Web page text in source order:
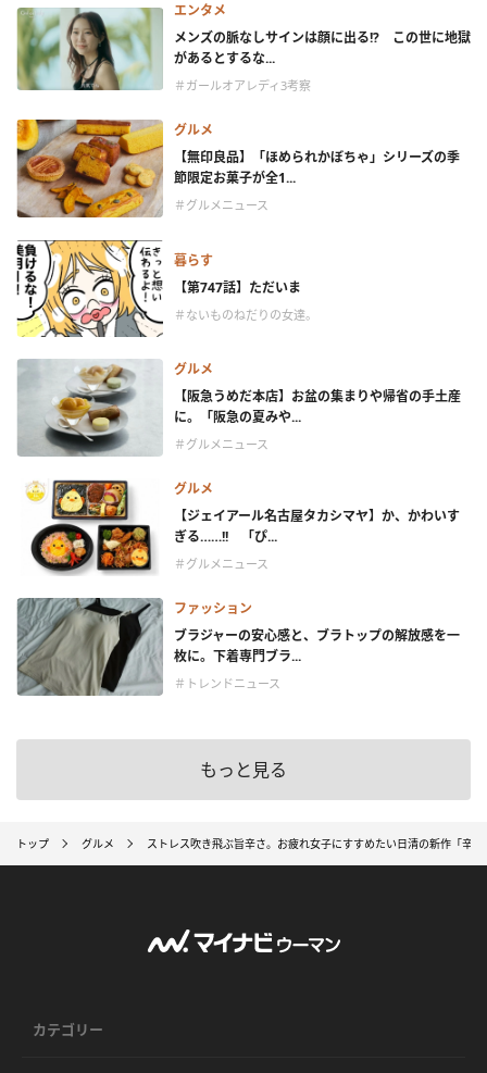
エンタメ
メンズの脈なしサインは顔に出る!? この世に地獄
があるとするな...
＃ガールオアレディ3考察
グルメ
【無印良品】「ほめられかぼちゃ」シリーズの季
節限定お菓子が全1...
＃グルメニュース
暮らす
【第747話】ただいま
＃ないものねだりの女達。
グルメ
【阪急うめだ本店】お盆の集まりや帰省の手土産
に。「阪急の夏みや...
＃グルメニュース
グルメ
【ジェイアール名古屋タカシマヤ】か、かわいす
ぎる……!! 「ぴ...
＃グルメニュース
ファッション
ブラジャーの安心感と、ブラトップの解放感を一
枚に。下着専門ブラ...
＃トレンドニュース
もっと見る
トップ グルメ ストレス吹き飛ぶ旨辛さ。お疲れ女子にすすめたい日清の新作「辛ミ
カテゴリー